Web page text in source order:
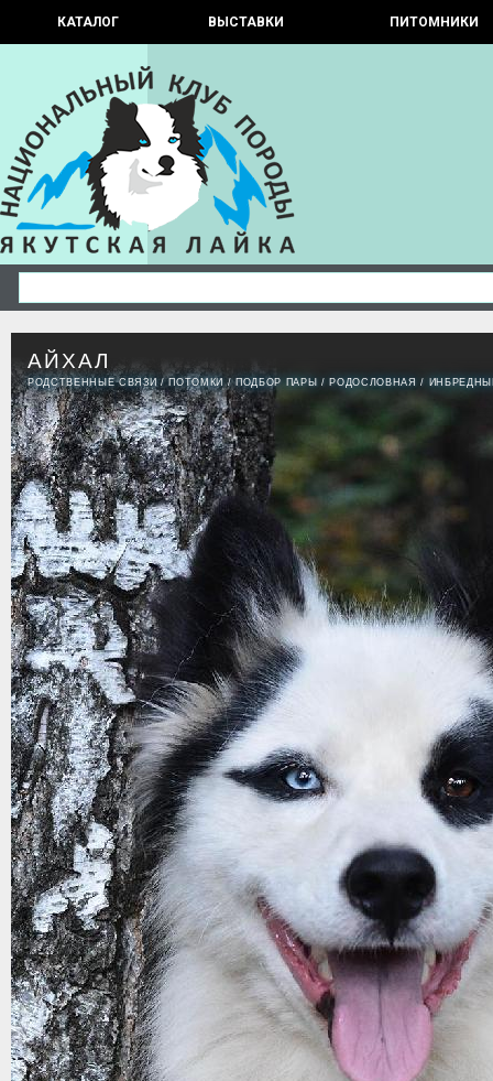
КАТАЛОГ ВЫСТАВКИ ПИТОМНИКИ
АЙХАЛ
РОДСТВЕННЫЕ СВЯЗИ / ПОТОМКИ /ПОДБОР ПАРЫ / РОДОСЛОВНАЯ /